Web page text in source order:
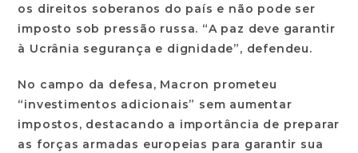
os direitos soberanos do país e não pode ser
imposto sob pressão russa. “A paz deve garantir
à Ucrânia segurança e dignidade”, defendeu.
No campo da defesa, Macron prometeu
“investimentos adicionais” sem aumentar
impostos, destacando a importância de preparar
as forças armadas europeias para garantir sua